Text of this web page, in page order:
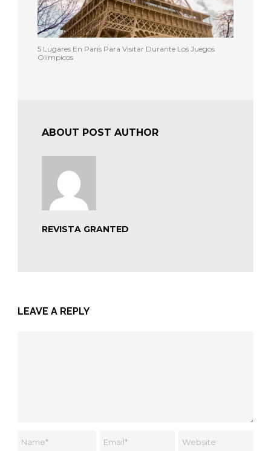
5 Lugares En París Para Visitar Durante Los Juegos
Olímpicos
ABOUT POST AUTHOR
REVISTA GRANTED
LEAVE A REPLY